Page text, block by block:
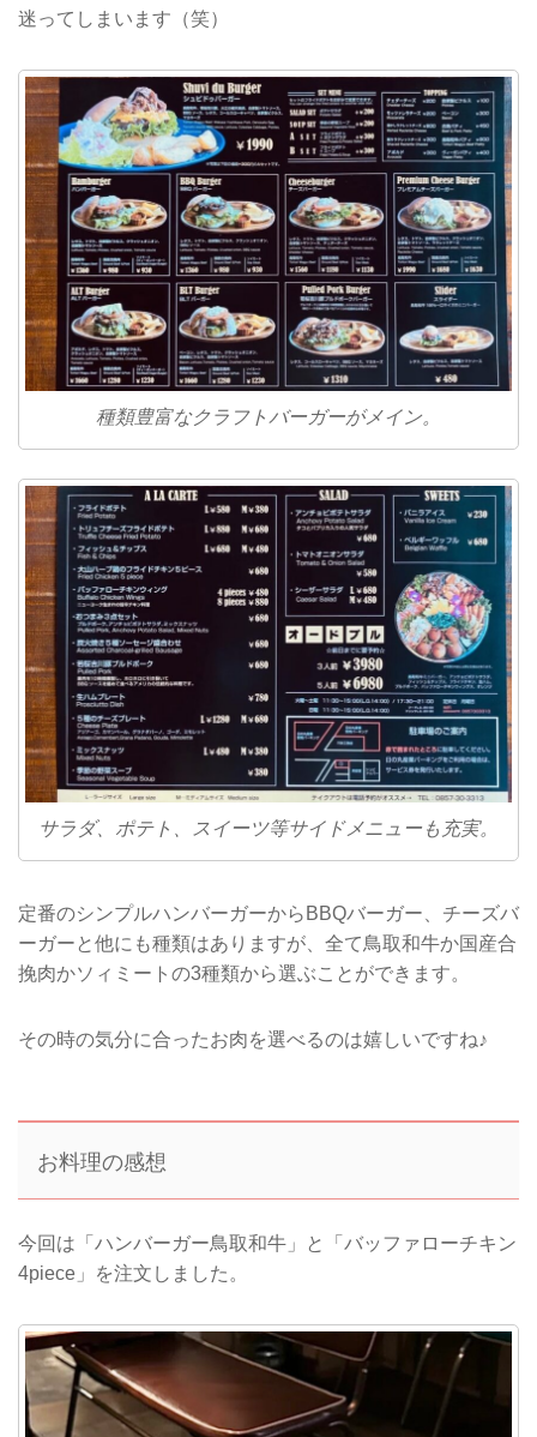
迷ってしまいます（笑）
種類豊富なクラフトバーガーがメイン。
サラダ、ポテト、スイーツ等サイドメニューも充実。
定番のシンプルハンバーガーからBBQバーガー、チーズバ
ーガーと他にも種類はありますが、全て鳥取和牛か国産合
挽肉かソィミートの3種類から選ぶことができます。
その時の気分に合ったお肉を選べるのは嬉しいですね♪
お料理の感想
今回は「ハンバーガー鳥取和牛」と「バッファローチキン
4piece」を注文しました。